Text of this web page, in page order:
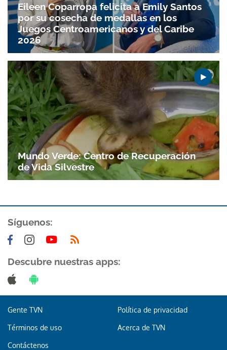
Eileen Coparropa felicita a Emily Santos
por su cosecha de medallas en los
Juegos Centroamericanos y del Caribe
2026
Mundo Verde: Centro de Recuperación
de Vida Silvestre
Síguenos:
Descubre nuestras apps:
Gente TVN Política de privacidad
Términos de uso Acerca de TVN
Contáctenos